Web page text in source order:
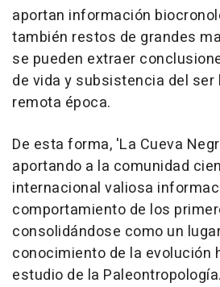
aportan información
también restos de grandes
se pueden extraer
de vida y subsistencia del ser
remota época.
De esta forma, 'La Cueva
aportando a la comunidad
internacional valiosa
comportamiento de los
consolidándose como un
conocimiento de la evolución
estudio de la Paleontropología.